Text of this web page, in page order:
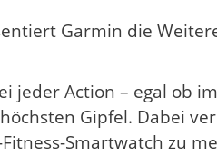
Garmin die
jeder Action – egal ob
Gipfel. Dabei
Smartwatch zu